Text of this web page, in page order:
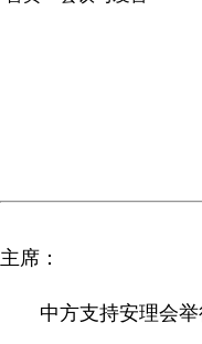
主席：
中方支持安理会